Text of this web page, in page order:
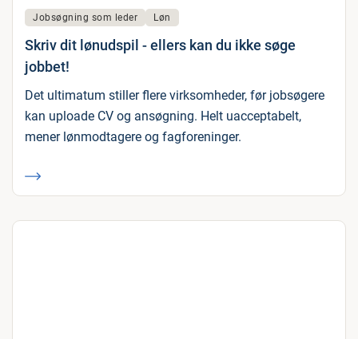
Jobsøgning som leder Løn
Skriv dit lønudspil - ellers kan du ikke søge
jobbet!
Det ultimatum stiller flere virksomheder, før jobsøgere
kan uploade CV og ansøgning. Helt uacceptabelt,
mener lønmodtagere og fagforeninger.